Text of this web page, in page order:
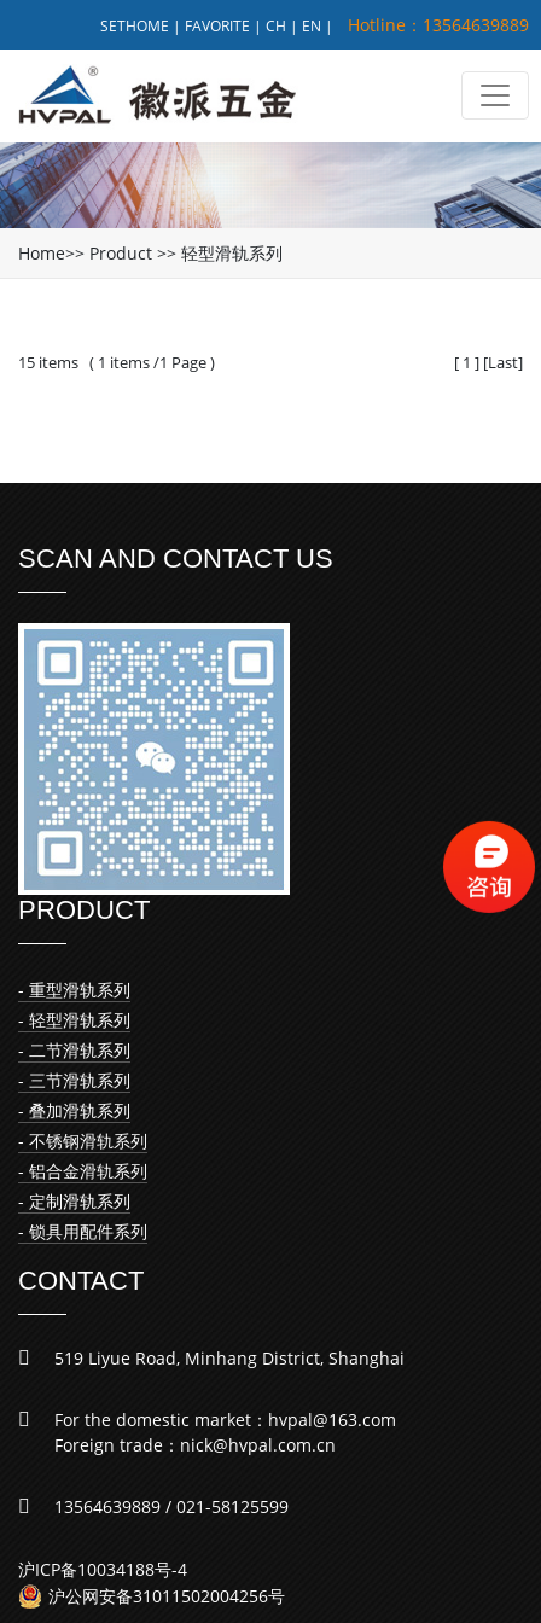
SETHOME | FAVORITE | CH | EN | Hotline：13564639889
Home>> Product >> 轻型滑轨系列
15 items ( 1 items /1 Page ) [ 1 ] [Last]
SCAN AND CONTACT US
PRODUCT
- 重型滑轨系列
- 轻型滑轨系列
- 二节滑轨系列
- 三节滑轨系列
- 叠加滑轨系列
- 不锈钢滑轨系列
- 铝合金滑轨系列
- 定制滑轨系列
- 锁具用配件系列
CONTACT
519 Liyue Road, Minhang District, Shanghai
For the domestic market：hvpal@163.com
Foreign trade：nick@hvpal.com.cn
13564639889 / 021-58125599
沪ICP备10034188号-4
沪公网安备31011502004256号